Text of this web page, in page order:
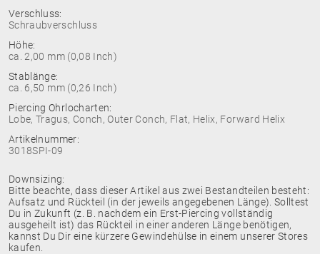
Verschluss:
Schraubverschluss
Höhe:
ca. 2,00 mm (0,08 Inch)
Stablänge:
ca. 6,50 mm (0,26 Inch)
Piercing Ohrlocharten:
Lobe, Tragus, Conch, Outer Conch, Flat, Helix, Forward Helix
Artikelnummer:
3018SPI-09
Downsizing:
Bitte beachte, dass dieser Artikel aus zwei Bestandteilen besteht:
Aufsatz und Rückteil (in der jeweils angegebenen Länge). Solltest
Du in Zukunft (z. B. nachdem ein Erst-Piercing vollständig
ausgeheilt ist) das Rückteil in einer anderen Länge benötigen,
kannst Du Dir eine kürzere Gewindehülse in einem unserer Stores
kaufen.